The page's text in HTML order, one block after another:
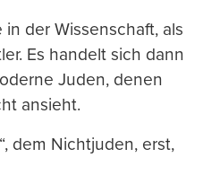
der Wissenschaft, als
Es handelt sich dann
Juden, denen
ansieht.
dem Nichtjuden, erst,